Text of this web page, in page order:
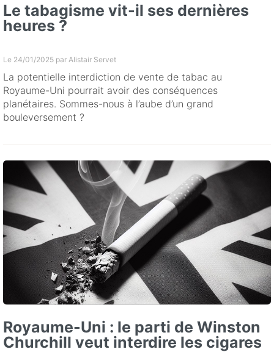
Le tabagisme vit-il ses dernières
heures ?
Le 24/01/2025 par Alistair Servet
La potentielle interdiction de vente de tabac au
Royaume-Uni pourrait avoir des conséquences
planétaires. Sommes-nous à l’aube d’un grand
bouleversement ?
Royaume-Uni : le parti de Winston
Churchill veut interdire les cigares